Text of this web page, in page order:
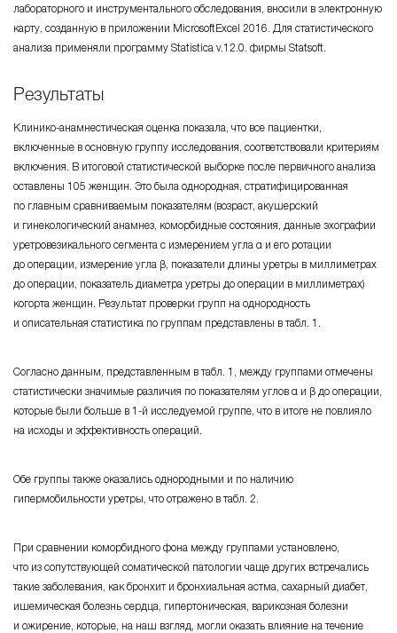
лабораторного и инструментального обследования, вносили в электронную
карту, созданную в приложении MicrosoftExcel 2016. Для статистического
анализа применяли программу Statistica v.12.0. фирмы Statsoft.
Результаты
Клинико-анамнестическая оценка показала, что все пациентки,
включенные в основную группу исследования, соответствовали критериям
включения. В итоговой статистической выборке после первичного анализа
оставлены 105 женщин. Это была однородная, стратифицированная
по главным сравниваемым показателям (возраст, акушерский
и гинекологический анамнез, коморбидные состояния, данные эхографии
уретровезикального сегмента с измерением угла α и его ротации
до операции, измерение угла β, показатели длины уретры в миллиметрах
до операции, показатель диаметра уретры до операции в миллиметрах)
когорта женщин. Результат проверки групп на однородность
и описательная статистика по группам представлены в табл. 1.
Согласно данным, представленным в табл. 1, между группами отмечены
статистически значимые различия по показателям углов α и β до операции,
которые были больше в 1-й исследуемой группе, что в итоге не повлияло
на исходы и эффективность операций.
Обе группы также оказались однородными и по наличию
гипермобильности уретры, что отражено в табл. 2.
При сравнении коморбидного фона между группами установлено,
что из сопутствующей соматической патологии чаще других встречались
такие заболевания, как бронхит и бронхиальная астма, сахарный диабет,
ишемическая болезнь сердца, гипертоническая, варикозная болезни
и ожирение, которые, на наш взгляд, могли оказать влияние на течение